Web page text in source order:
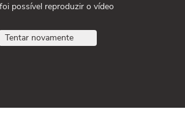
possível reproduzir o vídeo
Tentar novamente